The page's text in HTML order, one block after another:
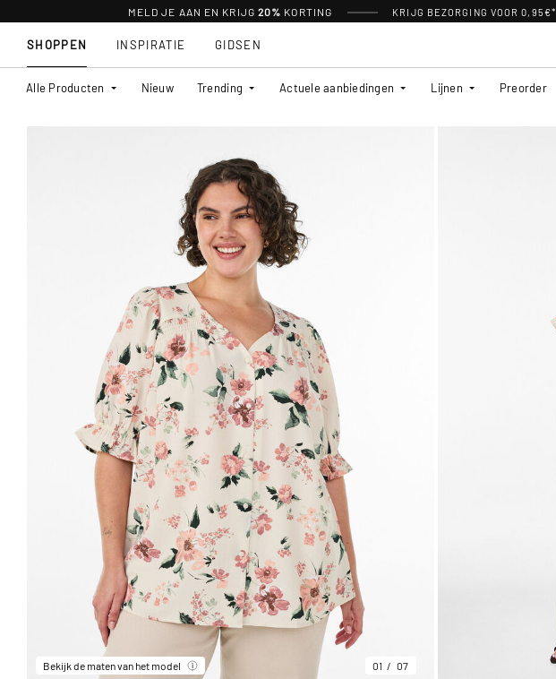
MELD JE AAN EN KRIJG 20% KORTING KRIJG BEZORGING VOOR 0,95€*
SHOPPEN
Alle Producten Nieuw Trending Actuele aanbiedingen Lijnen Preorder
INSPIRATIE GIDSEN
Bekijk de maten van het model 01 07